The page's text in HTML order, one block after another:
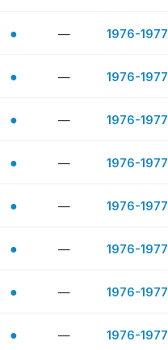
● — 1976-1977
● — 1976-1977
● — 1976-1977
● — 1976-1977
● — 1976-1977
● — 1976-1977
● — 1976-1977
● — 1976-1977